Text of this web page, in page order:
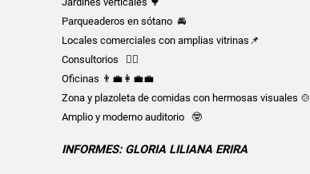
Parqueaderos en sótano 🚘
Locales comerciales con amplias vitrinas📌
Consultorios 👨‍⚕️
Oficinas 👨‍💼👩‍💼💼
Zona y plazoleta de comidas con hermosas visuales 🍲
Amplio y moderno auditorio 🤓
INFORMES: GLORIA LILIANA ERIRA